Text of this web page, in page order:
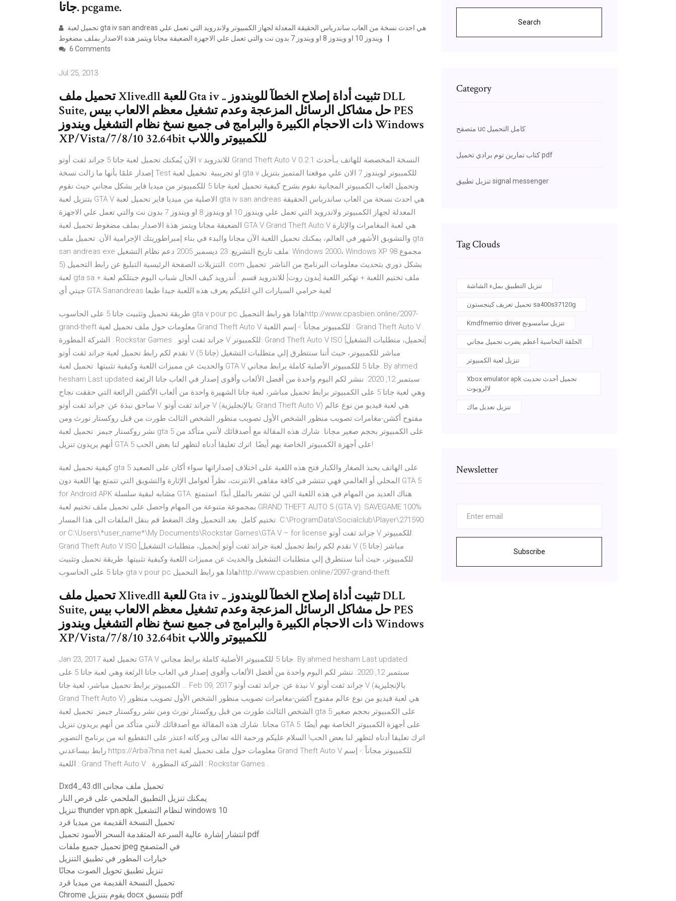
جاتا. pcgame.
ويندوز 10 او ويندوز 8 او ويندوز 7 بدون نت والتي تعمل علي الاجهزة الضعيفة مجانا ويتمز هذة الاصدار بملف مضغوط
6 Comments
Jul 25, 2013
تحميل ملف Xlive.dll للعبة Gta iv .. تثبيت أداة إصلاح الخطآ للويندوز DLL
Suite, حل مشاكل الرسائل المزعجة وعدم تشغيل معظم الالعاب بيس PES
ذات الاحجام الكبيرة والبرامج فى جميع نسخ نظام التشغيل ويندوز Windows
XP/Vista/7/8/10 32.64bit للكمبيوتر واللاب
الآن يُمكنك تحميل لعبة جاتا 5 جراند ثفت أوتو v للاندرويد Grand Theft Auto V 0.2.1 النسخة المخصصة للهاتف بـأحدث
إصدار علمًا بأنها ما زالت نسخة Test او تجريبية. تحميل لعبة gta v للكمبيوتر لويندوز 7 الان علي موقعنا المتميز بتنزيل
وتحميل العاب الكمبيوتر المجانية نقوم بشرح كيفية تحميل لعبة جاتا 5 للكمبيوتر من ميديا فاير بشكل مجاني حيث نقوم
بتنزيل لعبة GTA V الاصلية من ميديا فاير تحميل لعبة gta iv san andreas هي احدث نسخة من العاب ساندرياس الحقيقة
المعدلة لجهاز الكمبيوتر ولاندرويد التي تعمل علي ويندوز 10 او ويندوز 8 او ويندوز 7 بدون نت والتي تعمل علي الاجهزة
الضعيفة مجانا ويتمز هذة الاصدار بملف مضغوط تحميل لعبة GTA V Grand Theft Auto V هي لعبة المغامرات والإثارة
والتشويق الأشهر في العالم، يمكنك تحميل اللعبة الآن مجانا والبدء في بناء إمبراطوريتك الإجرامية الأن. تحميل ملف gta
san andreas exe ملف تاريخ التشريع: 23 ديسمبر 2005 دعم نظام التشغيل: Windows 2000، Windows XP 98 مجموع
التنزيلات الصفحة الرئيسية التبليغ عن رابط التحميل (5. com بشكل دوري بتحديث معلومات البرنامج من الناشر. تحميل
لعبة gta sa + ملف تختيم اللعبة + تهكير اللعبة [بدون روت] للاندرويد قسم : أندرويد كيف الحال شباب اليوم جبتلكم لعبة
جيتي أي GTA Sanandreas لعبة حرامي السيارات الي اغلبكم يعرف هذه اللعبة جيدا طبعا
طريقة تحميل وتثبيت جاتا 5 على الحاسوب gta v pour pc هاذا هو رابط التحميلhttp://www.cpasbien.online/2097-
grand-theft معلومات حول ملف تحميل لعبة Grand Theft Auto V للكمبيوتر مجاناً :- إسم اللعبة : Grand Theft Auto V .
الشركة المطورة : Rockstar Games . جراند ثفت أوتو V للكمبيوتر: Grand Theft Auto V ISO [تحميل، متطلبات التشغيل]
نقدم لكم رابط تحميل لعبة جراند ثفت أوتو V (جاتا 5) مباشر للكمبيوتر، حيث أننا سنتطرق إلي متطلبات التشغيل
والحديث عن مميزات اللعبة وكيفية تثبيتها. تحميل لعبة GTA V جاتا 5 للكمبيوتر الأصلية كاملة برابط مجاني. By ahmed
hesham Last updated سبتمبر 12, 2020. ننشر لكم اليوم واحدة من أفضل الألعاب وأقوى إصدار في العاب جاتا الرئعة
وهي لعبة جاتا 5 على الكمبيوتر برابط تحميل مباشر، لعبة جاتا الشهيرة واحدة من ألعاب الأكشن الرائعة التي حققت نجاح
ساحق نبذة عن: جراند ثفت أوتو V. جراند ثفت أوتو V (بالإنجليزية: Grand Theft Auto V) هي لعبة فيديو من نوع عالم
مفتوح أكشن-مغامرات تصويب منظور الشخص الأول تصويب منظور الشخص الثالث طورت من قبل روكستار نورث ومن
نشر روكستار جيمز. تحميل لعبة gta 5 على الكمبيوتر بحجم صغير مجانا. شارك هذه المقالة مع أصدقائك لأنني متأكد من
أنهم يريدون تنزيل GTA 5 على أجهزة الكمبيوتر الخاصة بهم أيضًا. اترك تعليقا أدناه لتظهر لنا بعض الحب!
كيفية تحميل لعبة gta 5 على الهاتف يحبذ الصغار والكبار فتح هذه اللعبة على اختلاف إصداراتها سواء أكان على الصعيد
المحلي أو العالمي فهي تنتشر في كافة مقاهي الانترنت، نظراً لعوامل الإثارة والتشويق التي تتمتع بها اللعبة دون GTA 5
for Android APK مشابه لبقية سلسلة GTA. هناك العديد من المهام في هذه اللعبة التي لن تشعر بالملل أبدًا. استمتع
بمجموعة متنوعة من المهام واحصل على تحميل ملف تختيم لعبة GRAND THEFT AUTO 5 (GTA V): SAVEGAME 100%
تختيم كامل. بعد التحميل وفك الضغط قم بنقل الملفات الى هذا المسار. C:\ProgramData\Socialclub\Player\271590
or С:\Users\*user_name*\My Documents\Rockstar Games\GTA V – for license جراند ثفت أوتو V للكمبيوتر:
Grand Theft Auto V ISO [تحميل، متطلبات التشغيل] نقدم لكم رابط تحميل لعبة جراند ثفت أوتو V (جاتا 5) مباشر
للكمبيوتر، حيث أننا سنتطرق إلي متطلبات التشغيل والحديث عن مميزات اللعبة وكيفية تثبيتها. طريقة تحميل وتثبيت
جاتا 5 على الحاسوب gta v pour pc هاذا هو رابط التحميلhttp://www.cpasbien.online/2097-grand-theft
تحميل ملف Xlive.dll للعبة Gta iv .. تثبيت أداة إصلاح الخطآ للويندوز DLL
Suite, حل مشاكل الرسائل المزعجة وعدم تشغيل معظم الالعاب بيس PES
ذات الاحجام الكبيرة والبرامج فى جميع نسخ نظام التشغيل ويندوز Windows
XP/Vista/7/8/10 32.64bit للكمبيوتر واللاب
Jan 23, 2017 تحميل لعبة GTA V جاتا 5 للكمبيوتر الأصلية كاملة برابط مجاني. By ahmed hesham Last updated
سبتمبر 12, 2020. ننشر لكم اليوم واحدة من أفضل الألعاب وأقوى إصدار في العاب جاتا الرئعة وهي لعبة جاتا 5 على
الكمبيوتر برابط تحميل مباشر، لعبة جاتا … Feb 09, 2017 نبذة عن: جراند ثفت أوتو V. جراند ثفت أوتو V (بالإنجليزية:
Grand Theft Auto V) هي لعبة فيديو من نوع عالم مفتوح أكشن-مغامرات تصويب منظور الشخص الأول تصويب منظور
الشخص الثالث طورت من قبل روكستار نورث ومن نشر روكستار جيمز. تحميل لعبة gta 5 على الكمبيوتر بحجم صغير
مجانا. شارك هذه المقالة مع أصدقائك لأنني متأكد من أنهم يريدون تنزيل GTA 5 على أجهزة الكمبيوتر الخاصة بهم أيضًا.
اترك تعليقا أدناه لتظهر لنا بعض الحب! السلام عليكم ورحمة الله تعالى وبركاته اعتذر على التقطيع انه من برنامج التصوير
رابط بيساعدني https://Arba7hna.net معلومات حول ملف تحميل لعبة Grand Theft Auto V للكمبيوتر مجاناً :- إسم
اللعبة : Grand Theft Auto V . الشركة المطورة : Rockstar Games .
Dxd4_43.dll تحميل ملف مجانى
يمكنك تنزيل التطبيق الملحمي على قرص النار
تنزيل thunder vpn.apk لنظام التشغيل windows 10
تحميل النسخة القديمة من ميديا ​​قرد
انتشار إشارة عالية السرعة المتقدمة السحر الأسود تحميل pdf
تحميل جميع ملفات jpeg في المتصفح
خيارات المطور في تطبيق التنزيل
تنزيل تطبيق تحويل الصوت مجانًا
تحميل النسخة القديمة من ميديا ​​قرد
Chrome يقوم بتنزيل docx بتنسيق pdf
Search
Category
متصفح uc كامل التحميل
كتاب تمارين توم برادي تحميل pdf
تنزيل تطبيق signal messenger
Tag Clouds
تنزيل التطبيق بملء الشاشة
تحميل تعريف كينجستون sa400s37120g
Kmdfmemio driver تنزيل سامسونج
الحلقة النحاسية أعظم يضرب تحميل مجاني
تنزيل لعبة الكمبيوتر
Xbox emulator apk تحميل أحدث تحديث
لالروبوت
تنزيل تعديل ماك
Newsletter
Subscribe